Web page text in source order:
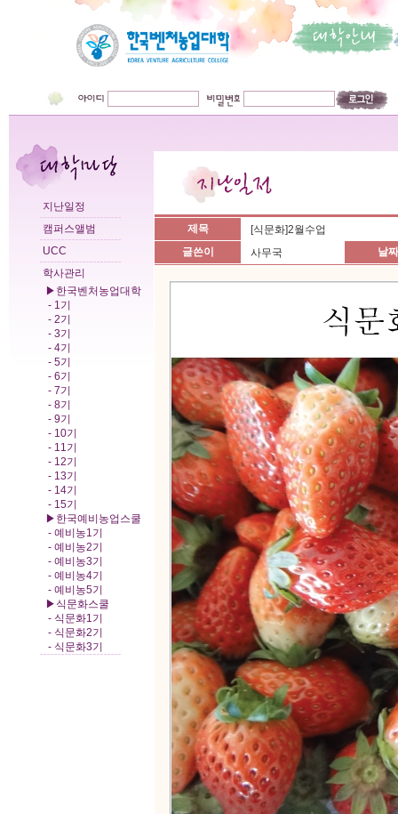
지난일정
캠퍼스앨범
UCC
학사관리
▶한국벤처농업대학
- 1기
- 2기
- 3기
- 4기
- 5기
- 6기
- 7기
- 8기
- 9기
- 10기
- 11기
- 12기
- 13기
- 14기
- 15기
▶한국예비농업스쿨
- 예비농1기
- 예비농2기
- 예비농3기
- 예비농4기
- 예비농5기
▶식문화스쿨
- 식문화1기
- 식문화2기
- 식문화3기
제목
[식문화]2월수업
글쓴이
사무국 날짜